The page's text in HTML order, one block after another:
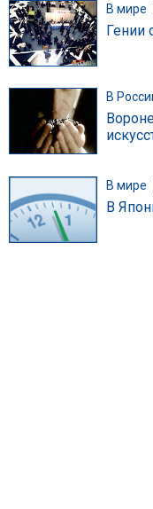
В мире
Гении
В
В мире
В